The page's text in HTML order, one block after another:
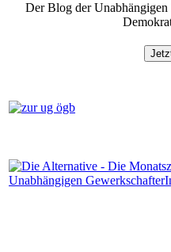
Der Blog der